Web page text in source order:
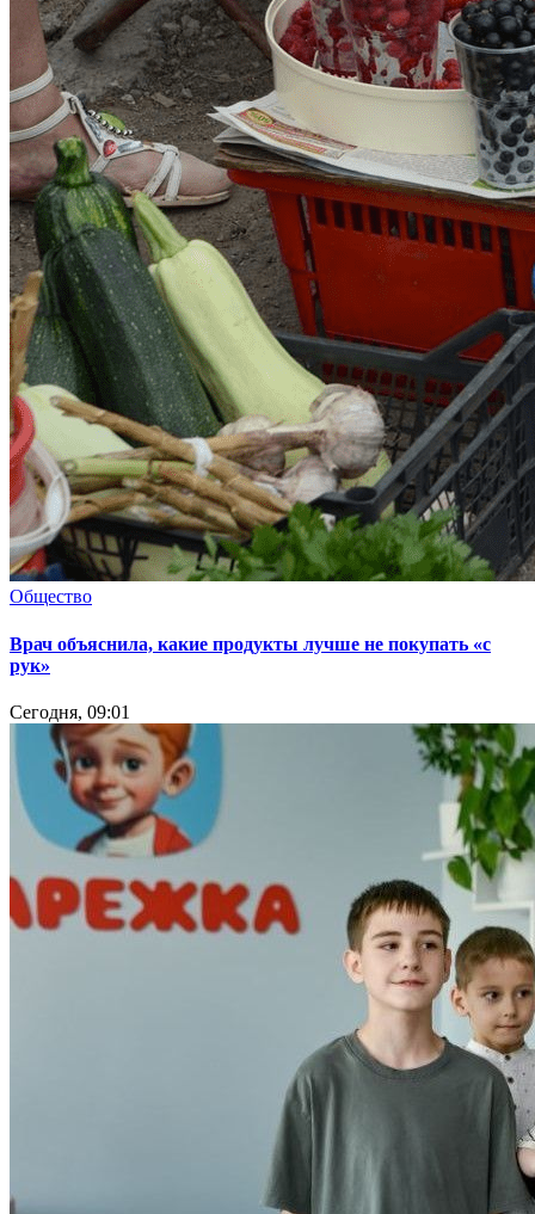
Общество
Врач объяснила, какие продукты лучше не покупать «с
рук»
Сегодня, 09:01